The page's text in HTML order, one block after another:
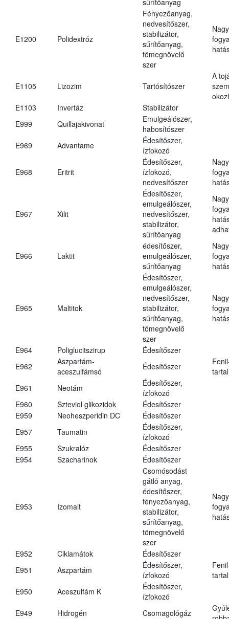
E1200 Polidextróz
Fényezőanyag,
nedvesítőszer,
stabilizátor,
sűrítőanyag,
tömegnövelő
szer
E1105 Lizozim Tartósítószer
A
E1103
Invertáz
Stabilizátor
E999
Quillajakivonat
Emulgeálószer,
habosítószer
E969
Advantame
Édesítőszer,
ízfokozó
E968 Eritrit
Édesítőszer,
ízfokozó,
nedvesítőszer
E967 Xilit
Édesítőszer,
emulgeálószer,
nedvesítőszer,
stabilizátor,
sűrítőanyag
E966 Laktit
édesítőszer,
emulgeálószer,
sűrítőanyag
E965 Maltitok
Édesítőszer,
emulgeálószer,
nedvesítőszer,
stabilizátor,
sűrítőanyag,
tömegnövelő
szer
E964 Poliglucitszirup
Édesítőszer
E962
Aszpartám-
aceszulfámsó
Édesítőszer
E961
Neotám
Édesítőszer,
ízfokozó
E960
Szteviol glikozidok
Édesítőszer
E959
Neoheszperidin DC
Édesítőszer
E957
Taumatin
Édesítőszer,
ízfokozó
E955
Szukralóz
Édesítőszer
E954
Szacharinok Édesítőszer
E953 Izomalt
Csomósodást
gátló anyag,
édesítőszer,
fényezőanyag,
stabilizátor,
sűrítőanyag,
tömegnövelő
szer
E952 Ciklamátok
Édesítőszer
E951
Aszpartám
Édesítőszer,
ízfokozó
E950
Aceszulfám K
Édesítőszer,
ízfokozó
E949
Hidrogén Csomagológáz